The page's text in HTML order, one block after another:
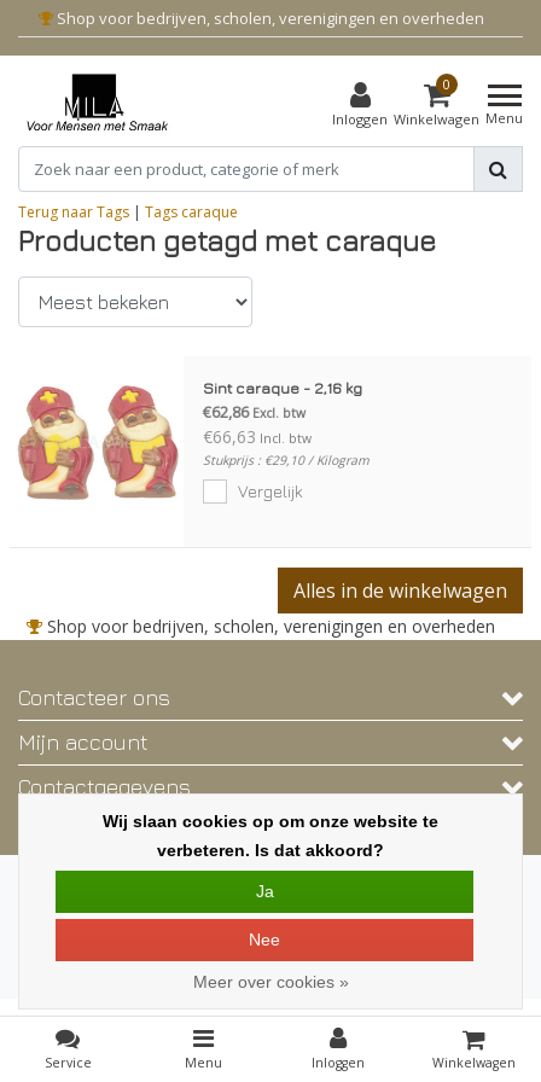
Shop voor bedrijven, scholen, verenigingen en overheden
Inloggen
0
Winkelwagen Menu
Terug naar Tags | Tags caraque
Producten getagd met caraque
Sint caraque - 2,16 kg
€62,86 Excl. btw
€66,63 Incl. btw
Stukprijs : €29,10 / Kilogram
Vergelijk
Alles in de winkelwagen
Shop voor bedrijven, scholen, verenigingen en overheden
Contacteer ons
Mijn account
Contactgegevens
Nieuwsbrief
Copyright © 2026 - Deze webshop is exclusief voor bedrijven, scholen,
Service Menu Inloggen Winkelwagen
Wij slaan cookies op om onze website te
verbeteren. Is dat akkoord?
Ja
Nee
Meer over cookies »